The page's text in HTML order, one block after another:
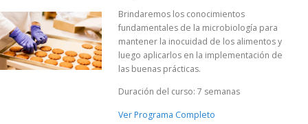
Brindaremos los conocimientos
fundamentales de la microbiología para
mantener la inocuidad de los alimentos y
luego aplicarlos en la implementación de
las buenas prácticas.
Duración del curso: 7 semanas
Ver Programa Completo